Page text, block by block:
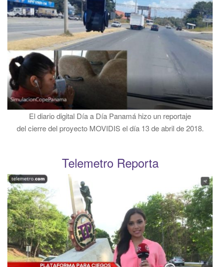
El diario digital Día a Día Panamá hizo un reportaje
del cierre del proyecto MOVIDIS el día 13 de abril de 2018.
Telemetro Reporta